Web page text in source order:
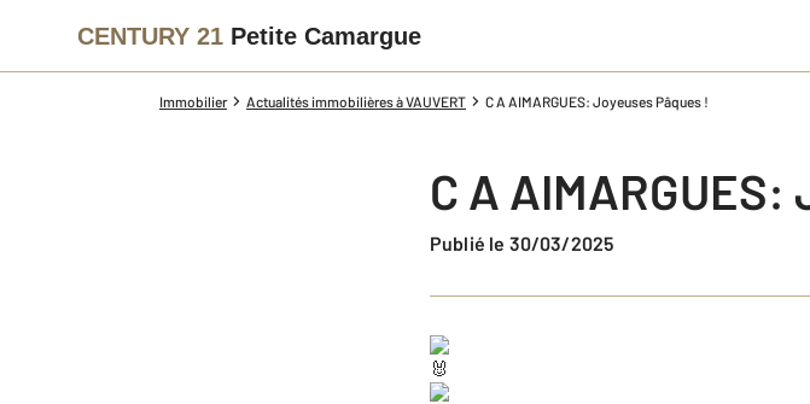
CENTURY 21 Petite Camargue
Immobilier Actualités immobilières à VAUVERT C A AIMARGUES: Joyeuses Pâques !
C A
Publié le 30/03/2025